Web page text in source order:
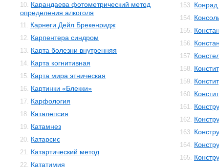
10. Карандаева фотометрический метод
определения алкоголя
11. Карнеги Дейл Брекенридж
12. Карпентера синдром
13. Карта болезни внутренняя
14. Карта когнитивная
15. Карта мира этническая
16. Картинки «Блекки»
17. Карфология
18. Каталепсия
19. Катамнез
20. Катарсис
21. Катартический метод
22. Кататимия
153.
154.
155.
156.
157.
158.
159.
160.
161.
162.
163.
164.
165.